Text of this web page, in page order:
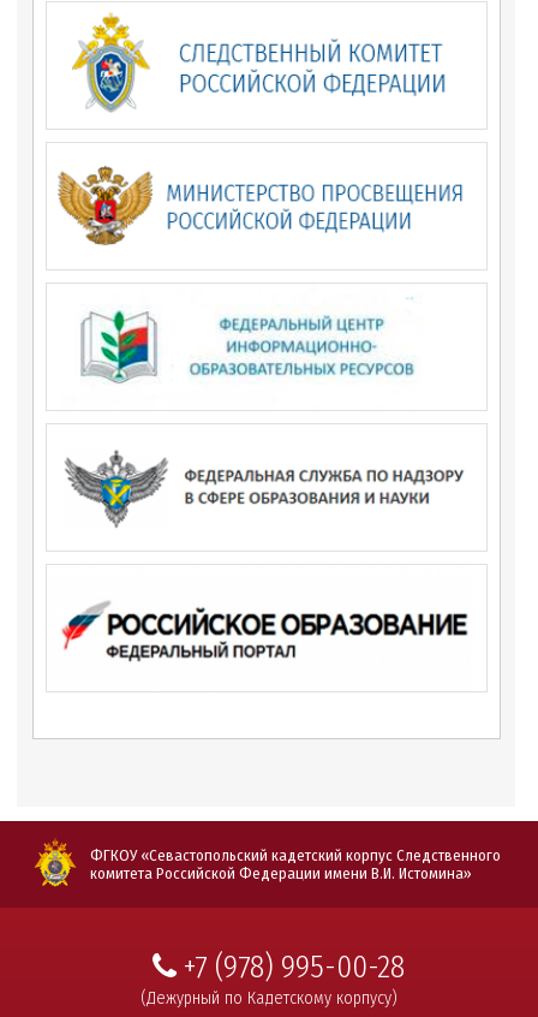
ФГКОУ «Севастопольский кадетский корпус Следственного
комитета Российской Федерации имени В.И. Истомина»
+7 (978) 995-00-28
(Дежурный по Кадетскому корпусу)